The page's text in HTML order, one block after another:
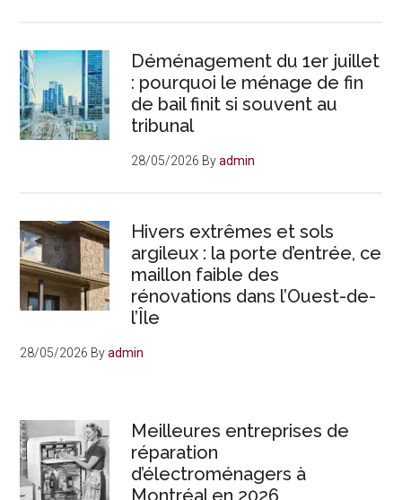
Déménagement du 1er juillet
: pourquoi le ménage de fin
de bail finit si souvent au
tribunal
28/05/2026 Byadmin
Hivers extrêmes et sols
argileux : la porte d’entrée, ce
maillon faible des
rénovations dans l’Ouest-de-
l’Île
28/05/2026 Byadmin
Meilleures entreprises de
réparation
d’électroménagers à
Montréal en 2026